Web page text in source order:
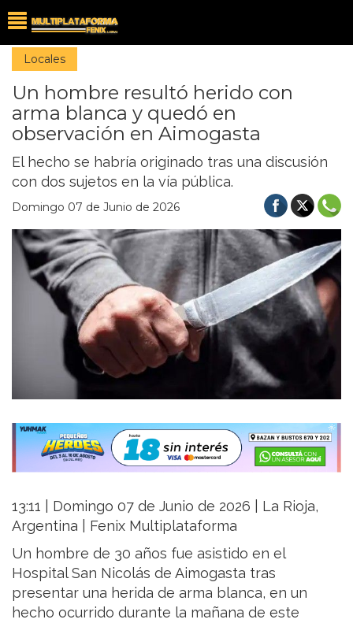
Locales
Un hombre resultó herido con
arma blanca y quedó en
observación en Aimogasta
El hecho se habría originado tras una discusión
con dos sujetos en la vía pública.
Domingo 07 de Junio de 2026
13:11 | Domingo 07 de Junio de 2026 | La Rioja,
Argentina | Fenix Multiplataforma
Un hombre de 30 años fue asistido en el
Hospital San Nicolás de Aimogasta tras
presentar una herida de arma blanca, en un
hecho ocurrido durante la mañana de este